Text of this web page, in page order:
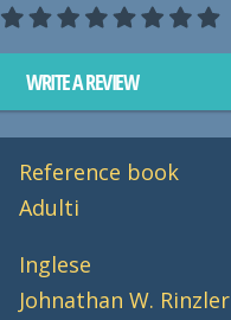
WRITE A REVIEW
Reference book
Adulti
Inglese
Johnathan W. Rinzler